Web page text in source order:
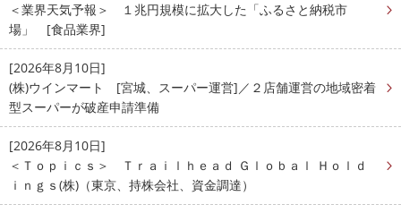
＜業界天気予報＞ １兆円規模に拡大した「ふるさと納税市
場」 [食品業界]
[2026年8月10日]
(株)ウインマート [宮城、スーパー運営]／２店舗運営の地域密着
型スーパーが破産申請準備
[2026年8月10日]
＜Ｔｏｐｉｃｓ＞ Ｔｒａｉｌｈｅａｄ Ｇｌｏｂａｌ Ｈｏｌｄ
ｉｎｇｓ(株)（東京、持株会社、資金調達）